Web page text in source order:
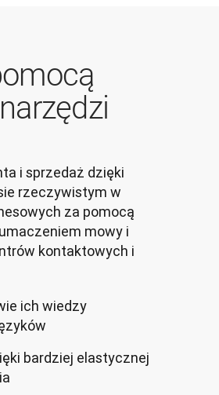
i sprzedaż dzięki
rzeczywistym w
za pomocą
mowy i
kontaktowych i
ich wiedzy
bardziej elastycznej